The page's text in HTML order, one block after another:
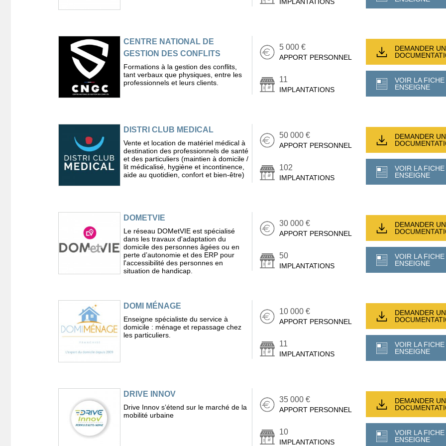
IMPLANTATIONS
CENTRE NATIONAL DE
GESTION DES CONFLITS
Formations à la gestion des conflits,
tant verbaux que physiques, entre les
professionnels et leurs clients.
5 000 €
APPORT PERSONNEL
11
IMPLANTATIONS
DEMANDER
VOIR LA FICHE
ENSEIGNE
DISTRI CLUB MEDICAL
Vente et location de matériel médical à
destination des professionnels de santé
et des particuliers (maintien à domicile /
lit médicalisé, hygiène et incontinence,
aide au quotidien, confort et bien-être)
50 000 €
APPORT PERSONNEL
102
IMPLANTATIONS
DEMANDER
VOIR LA FICHE
ENSEIGNE
DOMETVIE
Le réseau DOMetVIE est spécialisé
dans les travaux d'adaptation du
domicile des personnes âgées ou en
perte d’autonomie et des ERP pour
l'accessibilité des personnes en
situation de handicap.
30 000 €
APPORT PERSONNEL
50
IMPLANTATIONS
DEMANDER
VOIR LA FICHE
ENSEIGNE
DOMI MÉNAGE
Enseigne spécialiste du service à
domicile : ménage et repassage chez
les particuliers.
10 000 €
APPORT PERSONNEL
11
IMPLANTATIONS
DEMANDER
VOIR LA FICHE
ENSEIGNE
DRIVE INNOV
Drive Innov s’étend sur le marché de la
mobilité urbaine
35 000 €
APPORT PERSONNEL
10
IMPLANTATIONS
DEMANDER
VOIR LA FICHE
ENSEIGNE